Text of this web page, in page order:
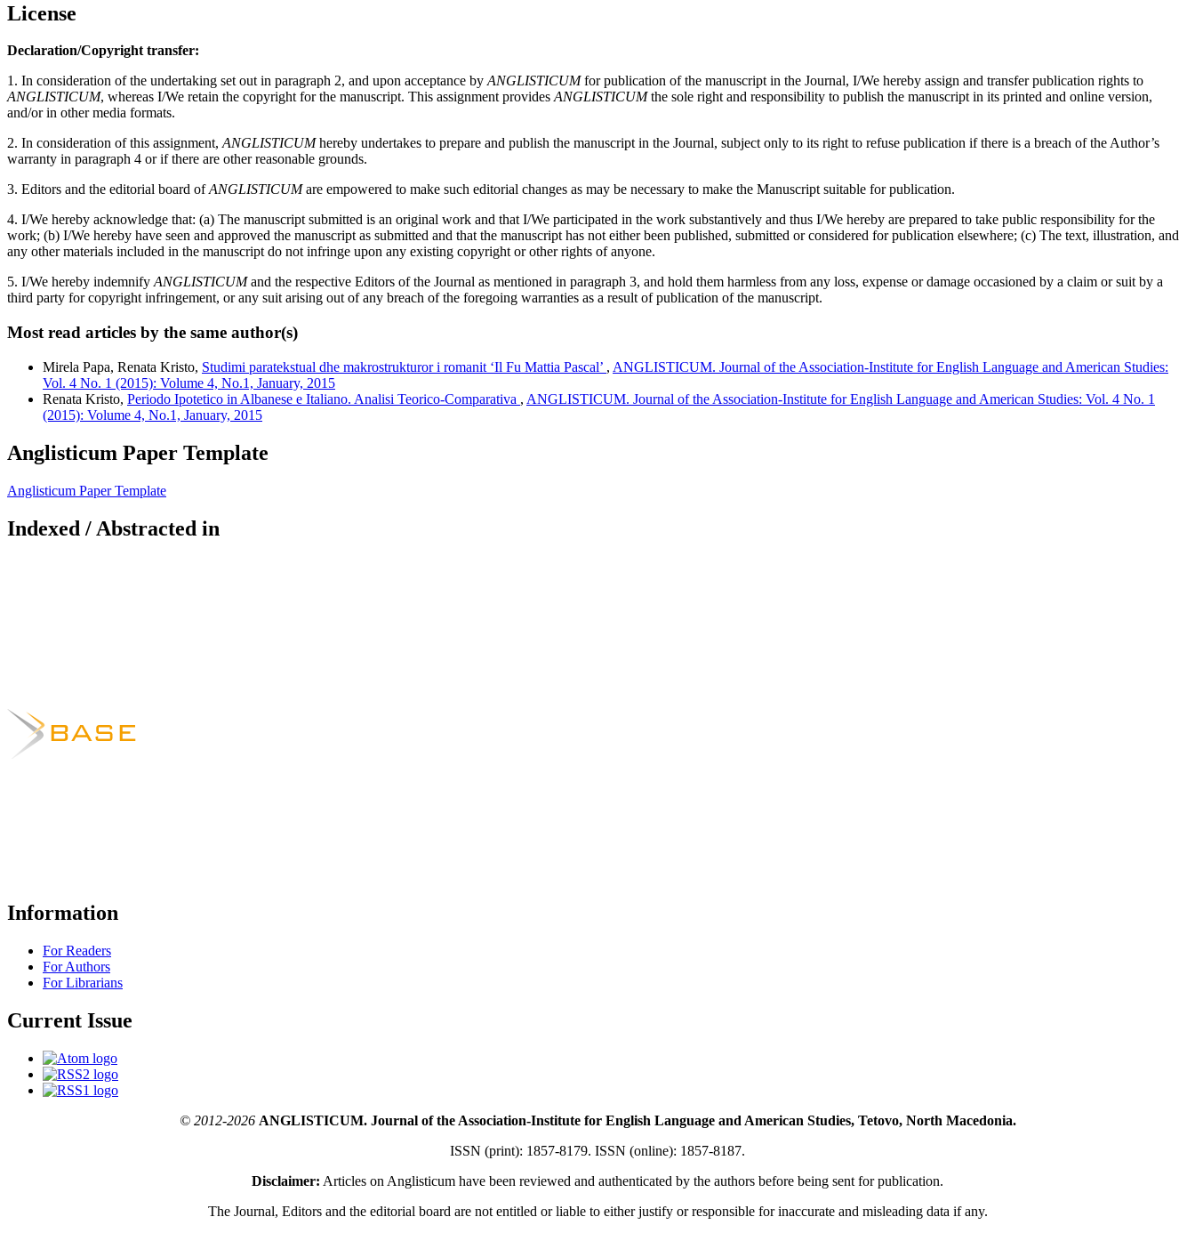
License
Declaration/Copyright transfer:
1. In consideration of the undertaking set out in paragraph 2, and upon acceptance byANGLISTICUMfor publication of the manuscript in the Journal, I/We hereby assign and transfer publication rights to
ANGLISTICUM, whereas I/We retain the copyright for the manuscript. This assignment providesANGLISTICUMthe sole right and responsibility to publish the manuscript in its printed and online version,
and/or in other media formats.
2. In consideration of this assignment,ANGLISTICUMhereby undertakes to prepare and publish the manuscript in the Journal, subject only to its right to refuse publication if there is a breach of the Author’s
warranty in paragraph 4 or if there are other reasonable grounds.
3. Editors and the editorial board ofANGLISTICUMare empowered to make such editorial changes as may be necessary to make the Manuscript suitable for publication.
4. I/We hereby acknowledge that: (a) The manuscript submitted is an original work and that I/We participated in the work substantively and thus I/We hereby are prepared to take public responsibility for the
work; (b) I/We hereby have seen and approved the manuscript as submitted and that the manuscript has not either been published, submitted or considered for publication elsewhere; (c) The text, illustration, and
any other materials included in the manuscript do not infringe upon any existing copyright or other rights of anyone.
5. I/We hereby indemnifyANGLISTICUMand the respective Editors of the Journal as mentioned in paragraph 3, and hold them harmless from any loss, expense or damage occasioned by a claim or suit by a
third party for copyright infringement, or any suit arising out of any breach of the foregoing warranties as a result of publication of the manuscript.
Most read articles by the same author(s)
Mirela Papa, Renata Kristo, Studimi paratekstual dhe makrostrukturor i romanit ‘Il Fu Mattia Pascal’ , ANGLISTICUM. Journal of the Association-Institute for English Language and American Studies:
Vol. 4 No. 1 (2015): Volume 4, No.1, January, 2015
Renata Kristo, Periodo Ipotetico in Albanese e Italiano. Analisi Teorico-Comparativa , ANGLISTICUM. Journal of the Association-Institute for English Language and American Studies: Vol. 4 No. 1
(2015): Volume 4, No.1, January, 2015
Anglisticum Paper Template
Anglisticum Paper Template
Indexed / Abstracted in
Information
For Readers
For Authors
For Librarians
Current Issue
© 2012-2026ANGLISTICUM. Journal of the Association-Institute for English Language and American Studies, Tetovo, North Macedonia.
ISSN (print): 1857-8179. ISSN (online): 1857-8187.
Disclaimer: Articles on Anglisticum have been reviewed and authenticated by the authors before being sent for publication.
The Journal, Editors and the editorial board are not entitled or liable to either justify or responsible for inaccurate and misleading data if any.